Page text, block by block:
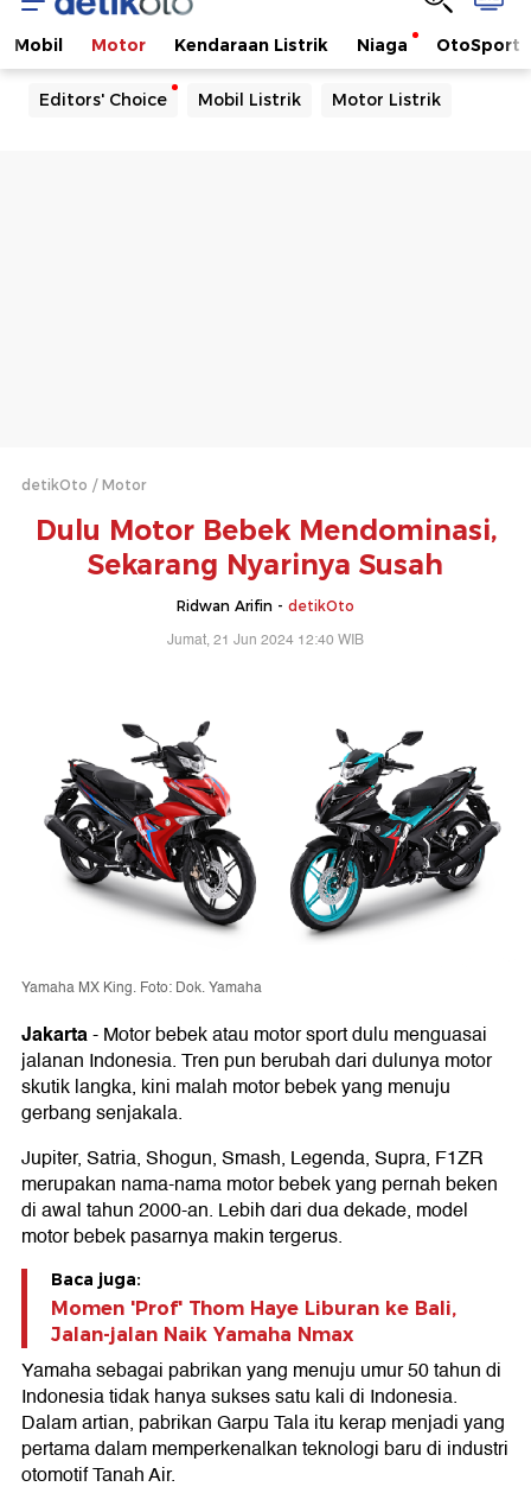
Mobil Motor Kendaraan Listrik Niaga OtoSport
Editors' Choice Mobil Listrik Motor Listrik
detikOto Motor
Dulu Motor Bebek Mendominasi,
Sekarang Nyarinya Susah
Ridwan Arifin - detikOto
Jumat, 21 Jun 2024 12:40 WIB
Yamaha MX King. Foto: Dok. Yamaha
Jakarta-Motor bebek atau motor sport dulu menguasai
jalanan Indonesia. Tren pun berubah dari dulunya motor
skutik langka, kini malah motor bebek yang menuju
gerbang senjakala.
Jupiter, Satria, Shogun, Smash, Legenda, Supra, F1ZR
merupakan nama-nama motor bebek yang pernah beken
di awal tahun 2000-an. Lebih dari dua dekade, model
motor bebek pasarnya makin tergerus.
Baca juga:
Momen 'Prof' Thom Haye Liburan ke Bali,
Jalan-jalan Naik Yamaha Nmax
Yamaha sebagai pabrikan yang menuju umur 50 tahun di
Indonesia tidak hanya sukses satu kali di Indonesia.
Dalam artian, pabrikan Garpu Tala itu kerap menjadi yang
pertama dalam memperkenalkan teknologi baru di industri
otomotif Tanah Air.